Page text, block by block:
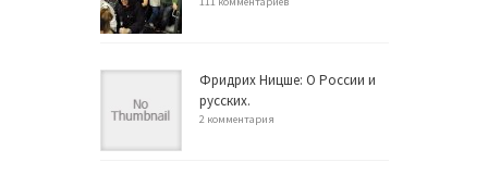
Фридрих Ницше: О России и
русских.
2 комментария